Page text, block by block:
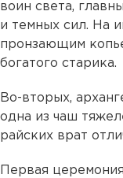
воин света,
и темных сил. На
пронзающим
богатого старика.
Во-вторых,
одна из чаш
райских врат
Первая